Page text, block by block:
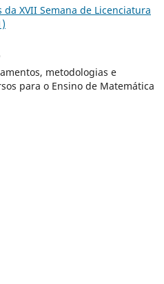
da XVII Semana de Licenciatura
metodologias e
para o Ensino de Matemática